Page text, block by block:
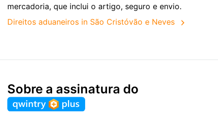
mercadoria, que inclui o artigo, seguro e envio.
Direitos aduaneiros in São Cristóvão e Neves
Sobre a assinatura do